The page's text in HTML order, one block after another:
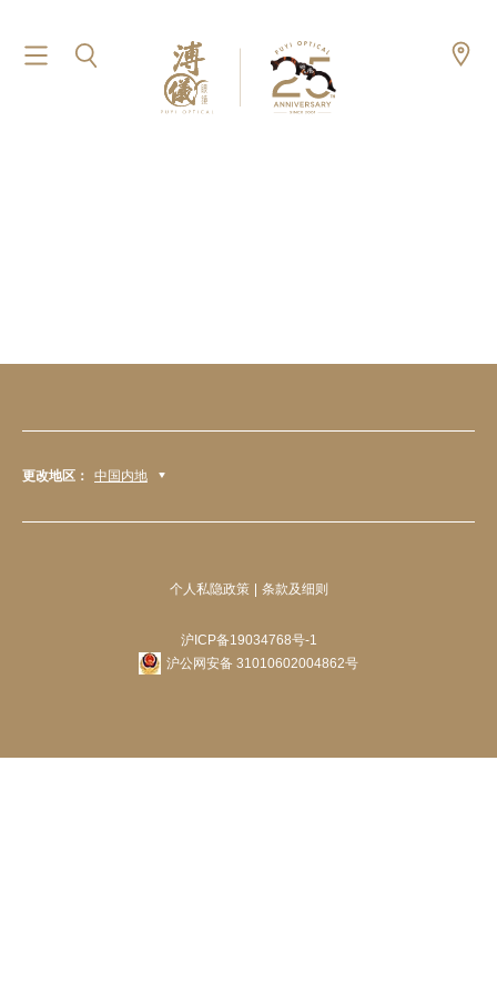
更改地区： 中国内地
个人私隐政策 条款及细则
沪ICP备19034768号-1
沪公网安备 31010602004862号